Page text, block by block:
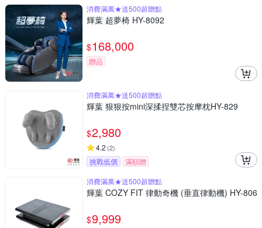
消費滿萬★送500超贈點
輝葉 超夢椅 HY-8092
$168,000
贈品
消費滿萬★送500超贈點
輝葉 狠狠按mini深揉捏雙芯按摩枕HY-829
$2,980
4.2 (2)
挑戰低價
滿額贈
消費滿萬★送500超贈點
輝葉 COZY FIT 律動奇機 (垂直律動機) HY-806
$9,999